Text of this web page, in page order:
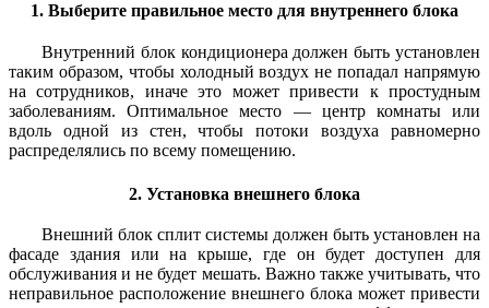
1. Выберите правильное место для внутреннего блока
Внутренний блок кондиционера должен быть установлен
таким образом, чтобы холодный воздух не попадал напрямую
на сотрудников, иначе это может привести к простудным
заболеваниям. Оптимальное место — центр комнаты или
вдоль одной из стен, чтобы потоки воздуха равномерно
распределялись по всему помещению.
2. Установка внешнего блока
Внешний блок сплит системы должен быть установлен на
фасаде здания или на крыше, где он будет доступен для
обслуживания и не будет мешать. Важно также учитывать, что
неправильное расположение внешнего блока может привести